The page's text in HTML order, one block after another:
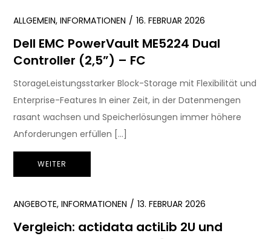
ALLGEMEIN,INFORMATIONEN 16. FEBRUAR 2026
Dell EMC PowerVault ME5224 Dual
Controller (2,5”) – FC
StorageLeistungsstarker Block-Storage mit Flexibilität und
Enterprise-Features In einer Zeit, in der Datenmengen
rasant wachsen und Speicherlösungen immer höhere
Anforderungen erfüllen […]
WEITER
ANGEBOTE,INFORMATIONEN 13. FEBRUAR 2026
Vergleich: actidata actiLib 2U und